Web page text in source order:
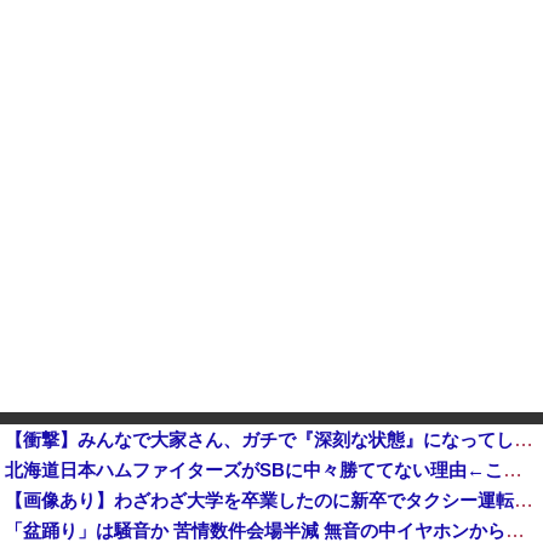
【衝撃】みんなで大家さん、ガチで『深刻な状態』になってしまう・・・・
北海道日本ハムファイターズがSBに中々勝ててない理由←これ他
【画像あり】わざわざ大学を卒業したのに新卒でタクシー運転手になる女性ってどう思う？
「盆踊り」は騒音か 苦情数件会場半減 無音の中イヤホンから流れる曲に合わせ踊るサイレント盆ダンスも